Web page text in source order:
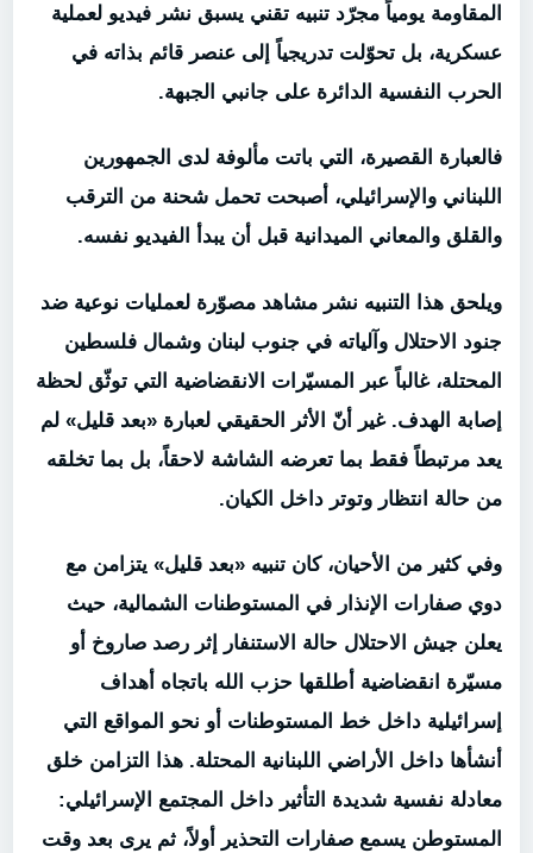
المقاومة يومياً مجرّد تنبيه تقني يسبق نشر فيديو لعملية
عسكرية، بل تحوّلت تدريجياً إلى عنصر قائم بذاته في
الحرب النفسية الدائرة على جانبي الجبهة.
فالعبارة القصيرة، التي باتت مألوفة لدى الجمهورين
اللبناني والإسرائيلي، أصبحت تحمل شحنة من الترقب
والقلق والمعاني الميدانية قبل أن يبدأ الفيديو نفسه.
ويلحق هذا التنبيه نشر مشاهد مصوّرة لعمليات نوعية ضد
جنود الاحتلال وآلياته في جنوب لبنان وشمال فلسطين
المحتلة، غالباً عبر المسيّرات الانقضاضية التي توثّق لحظة
إصابة الهدف. غير أنّ الأثر الحقيقي لعبارة «بعد قليل» لم
يعد مرتبطاً فقط بما تعرضه الشاشة لاحقاً، بل بما تخلقه
من حالة انتظار وتوتر داخل الكيان.
وفي كثير من الأحيان، كان تنبيه «بعد قليل» يتزامن مع
دوي صفارات الإنذار في المستوطنات الشمالية، حيث
يعلن جيش الاحتلال حالة الاستنفار إثر رصد صاروخ أو
مسيّرة انقضاضية أطلقها حزب الله باتجاه أهداف
إسرائيلية داخل خط المستوطنات أو نحو المواقع التي
أنشأها داخل الأراضي اللبنانية المحتلة. هذا التزامن خلق
معادلة نفسية شديدة التأثير داخل المجتمع الإسرائيلي:
المستوطن يسمع صفارات التحذير أولاً، ثم يرى بعد وقت